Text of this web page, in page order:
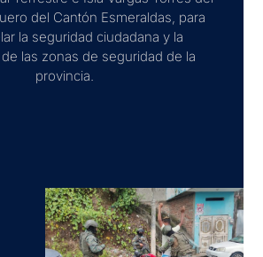
del Cantón Esmeraldas, para
la seguridad ciudadana y la
las zonas de seguridad de la
provincia.